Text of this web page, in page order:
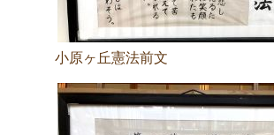
小原ヶ丘憲法前文